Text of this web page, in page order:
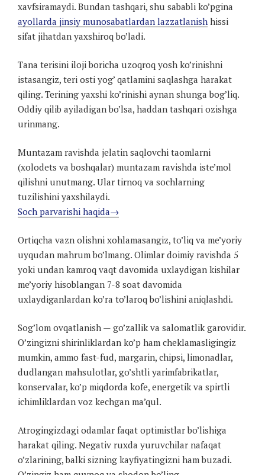
xavfsiramaydi. Bundan tashqari, shu sababli ko’pgina
ayollarda jinsiy munosabatlardan lazzatlanish hissi
sifat jihatdan yaxshiroq bo’ladi.
Tana terisini iloji boricha uzoqroq yosh ko’rinishni
istasangiz, teri osti yog’ qatlamini saqlashga harakat
qiling. Terining yaxshi ko’rinishi aynan shunga bog’liq.
Oddiy qilib ayiladigan bo’lsa, haddan tashqari ozishga
urinmang.
Muntazam ravishda jelatin saqlovchi taomlarni
(xolodets va boshqalar) muntazam ravishda iste’mol
qilishni unutmang. Ular tirnoq va sochlarning
tuzilishini yaxshilaydi.
Soch parvarishi haqida→
Ortiqcha vazn olishni xohlamasangiz, to’liq va me’yoriy
uyqudan mahrum bo’lmang. Olimlar doimiy ravishda 5
yoki undan kamroq vaqt davomida uxlaydigan kishilar
me’yoriy hisoblangan 7-8 soat davomida
uxlaydiganlardan ko’ra to’laroq bo’lishini aniqlashdi.
Sog’lom ovqatlanish — go’zallik va salomatlik garovidir.
O’zingizni shirinliklardan ko’p ham cheklamasligingiz
mumkin, ammo fast-fud, margarin, chipsi, limonadlar,
dudlangan mahsulotlar, go’shtli yarimfabrikatlar,
konservalar, ko’p miqdorda kofe, energetik va spirtli
ichimliklardan voz kechgan ma’qul.
Atrogingizdagi odamlar faqat optimistlar bo’lishiga
harakat qiling. Negativ ruxda yuruvchilar nafaqat
o’zlarining, balki sizning kayfiyatingizni ham buzadi.